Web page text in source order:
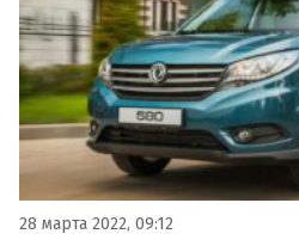
28 марта 2022, 09:12